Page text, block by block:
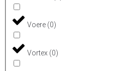
Voere (0)
Vortex (0)